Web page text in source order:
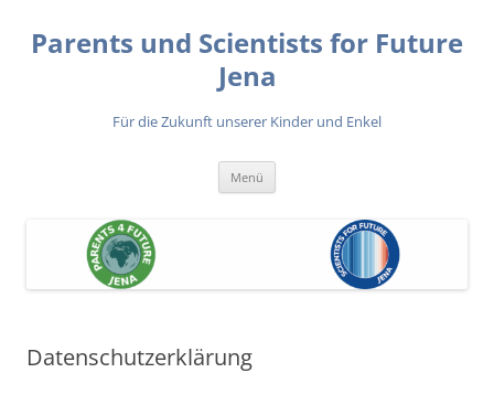
springen
Parents und Scientists for Future
Jena
Für die Zukunft unserer Kinder und Enkel
Menü
Datenschutzerklärung